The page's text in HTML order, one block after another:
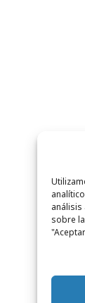
análisis
sobre